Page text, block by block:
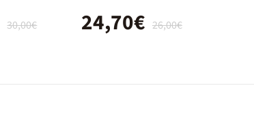
30,00€ 26,00€
24,70€